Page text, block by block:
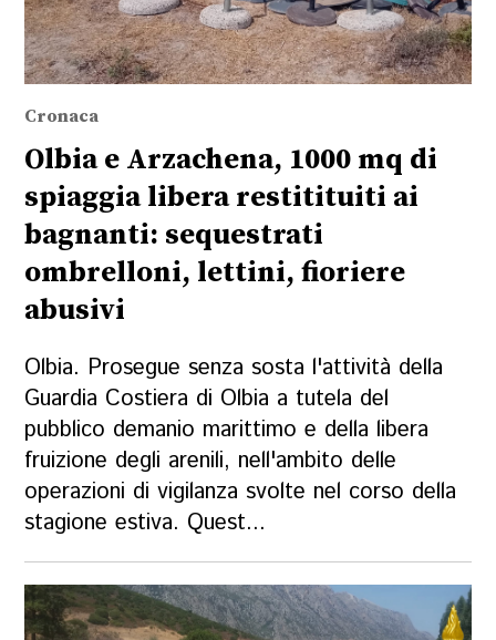
Cronaca
Olbia e Arzachena, 1000 mq di
spiaggia libera restitituiti ai
bagnanti: sequestrati
ombrelloni, lettini, fioriere
abusivi
Olbia. Prosegue senza sosta l'attività della
Guardia Costiera di Olbia a tutela del
pubblico demanio marittimo e della libera
fruizione degli arenili, nell'ambito delle
operazioni di vigilanza svolte nel corso della
stagione estiva. Quest...